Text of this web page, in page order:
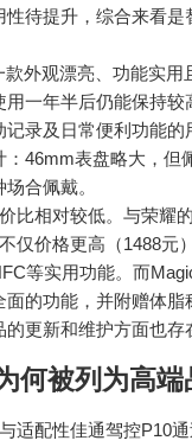
待提升，综合来看是
款外观漂亮、功能实用
一年半后仍能保持较
录及日常便利功能的
：46mm表盘略大，但
合佩戴。
比相对较低。与荣耀
仅价格更高（1488元
等实用功能。而
面的功能，并附赠体
更新和维护方面也存
何被列为高端
适配性佳通驾控P10